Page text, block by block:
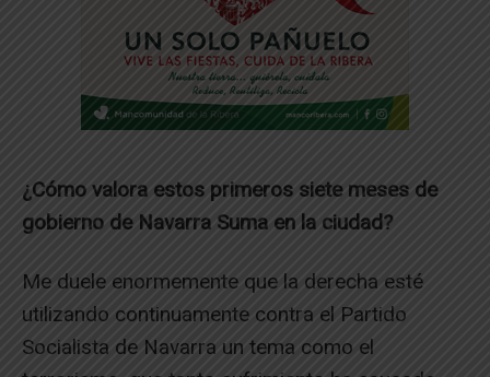
¿Cómo valora estos primeros siete meses de
gobierno de Navarra Suma en la ciudad?
Me duele enormemente que la derecha esté
utilizando continuamente contra el Partido
Socialista de Navarra un tema como el